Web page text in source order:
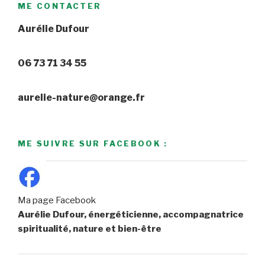
ME CONTACTER
Aurélie Dufour
06 73 71 34 55
aurelie-nature@orange.fr
ME SUIVRE SUR FACEBOOK :
Ma page Facebook
Aurélie Dufour, énergéticienne, accompagnatrice
spiritualité, nature et bien-être